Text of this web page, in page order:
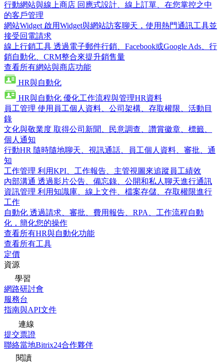
行動網站與線上商店 回應式設計、線上訂單、在您掌控之中
的客戶管理
網站Widget 啟用Widget與網站訪客聊天，使用熱門通訊工具並
接受回電請求
線上行銷工具 透過電子郵件行銷、Facebook或Google Ads、行
銷自動化、CRM整合來提升銷售量
查看所有網站與商店功能
HR與自動化
HR與自動化 優化工作流程與管理HR資料
員工管理 使用員工個人資料、公司架構、存取權限、活動目
錄
文化與敬業度 取得公司新聞、民意調查、讚賞徽章、標籤、
個人通知
行動HR 隨時隨地聊天、視訊通話、員工個人資料、審批、通
知
工作管理 利用KPI、工作報告、主管視圖來追蹤員工績效
內部溝通 透過影片公告、備忘錄、公開和私人聊天進行通訊
資訊管理 利用知識庫、線上文件、檔案存儲、存取權限進行
工作
自動化 透過請求、審批、費用報告、RPA、工作流程自動
化，簡化您的操作
查看所有HR與自動化功能
查看所有工具
定價
資源
學習
網路研討會
服務台
指南與API文件
連線
提交票證
聯絡當地Bitrix24合作夥伴
閱讀